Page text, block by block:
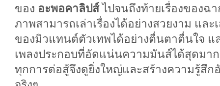
ของ อะพอคาลิปส์ไปจนถึงท้ายเรื่องของฉ
ภาพสามารถเล่าเรื่องได้อย่างสวยงาม แล
ของมิวแทนต์ตัวเทพได้อย่างตื่นตาตื่นใจ แ
เพลงประกอบที่อัดแน่นความมันส์ได้สุดมา
ทุกการต่อสู้จึงดูยิ่งใหญ่และสร้างความรู้สึ